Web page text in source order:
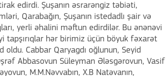
edirdi. Şuşanın əsrarəngiz təbiəti,
Qarabağın, Şuşanın istedadlı şair və
yerli əhalini məftun edirdilər. Bu ənənəvi
tapşırıqlar hər birimiz üçün böyuk fəxarət
oldu. Cabbar Qaryagdı oğlunun, Seyid
Abbasovun Süleyman Ələsgərovun, Vasif
M.M.Nəvvabın, X.B Natəvanın,